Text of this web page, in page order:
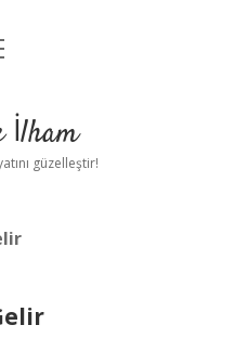
İlham
güzelleştir!